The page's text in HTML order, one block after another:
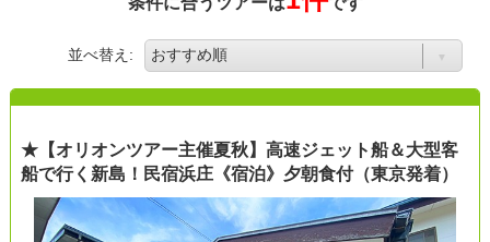
並べ替え:
★【オリオンツアー主催夏秋】高速ジェット船＆大型客
船で行く新島！民宿浜庄《宿泊》夕朝食付（東京発着）